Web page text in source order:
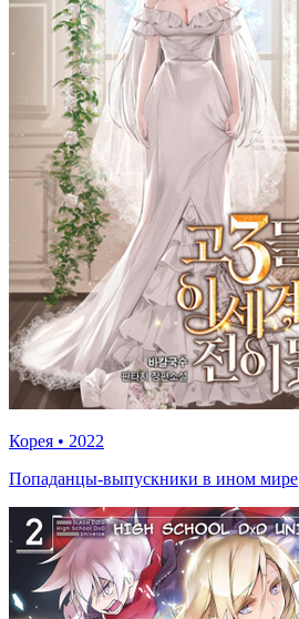
Корея • 2022
Попаданцы-выпускники в ином мире